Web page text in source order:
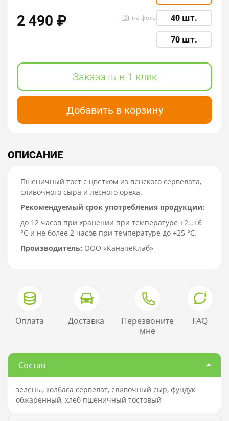
40 шт.
на фото
70 шт.
2 490 ₽
Заказать в 1 клик
Добавить в корзину
ОПИСАНИЕ
Пшеничный тост с цветком из венского сервелата,
сливочного сыра и лесного ореха.
Рекомендуемый срок употребления продукции:
до 12 часов при хранении при температуре +2…+6
°C и не более 2 часов при температуре до +25 °C.
Производитель: ООО «КанапеКлаб»
Состав
зелень., колбаса сервелат, сливочный сыр, фундук
обжаренный, хлеб пшеничный тостовый
Оплата Доставка
Перезвоните
мне
FAQ